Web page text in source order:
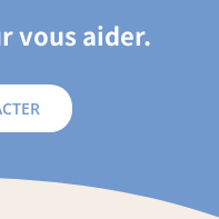
vous aider.